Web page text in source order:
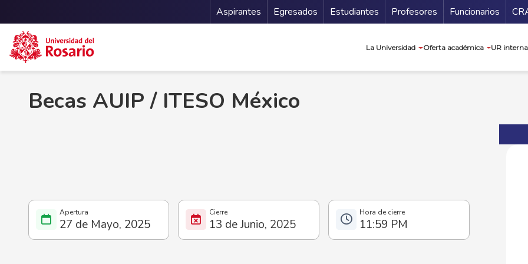
Menu Secundario
Aspirantes Egresados Estudiantes Profesores Funcionarios
La Universidad Oferta académica UR
27 de Mayo, 2025 13 de Junio, 2025 11:59 PM
Becas AUIP / ITESO México